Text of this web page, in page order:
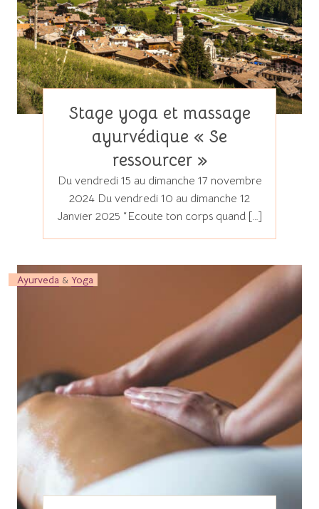
Stage yoga et massage
ayurvédique « Se
ressourcer »
Du vendredi 15 au dimanche 17 novembre
2024 Du vendredi 10 au dimanche 12
Janvier 2025 “Ecoute ton corps quand […]
Ayurveda & Yoga